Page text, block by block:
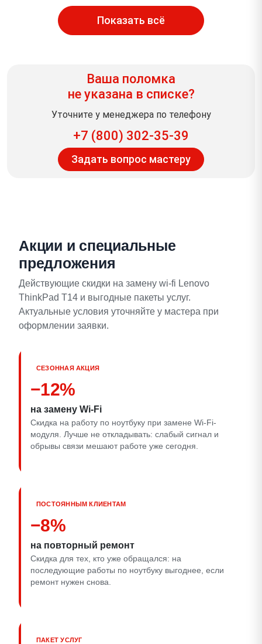
Показать всё
Ваша поломка
не указана в списке?
Уточните у менеджера по телефону
+7 (800) 302-35-39
Задать вопрос мастеру
Акции и специальные
предложения
Действующие скидки на замену wi-fi Lenovo
ThinkPad T14 и выгодные пакеты услуг.
Актуальные условия уточняйте у мастера при
оформлении заявки.
СЕЗОННАЯ АКЦИЯ
−12%
на замену Wi‑Fi
Скидка на работу по ноутбуку при замене Wi‑Fi-
модуля. Лучше не откладывать: слабый сигнал и
обрывы связи мешают работе уже сегодня.
ПОСТОЯННЫМ КЛИЕНТАМ
−8%
на повторный ремонт
Скидка для тех, кто уже обращался: на
последующие работы по ноутбуку выгоднее, если
ремонт нужен снова.
ПАКЕТ УСЛУГ